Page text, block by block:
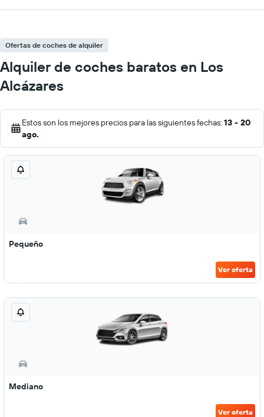
Ofertas de coches de alquiler
Alquiler de coches baratos en Los
Alcázares
Estos son los mejores precios para las siguientes fechas: 13 - 20
ago.
Pequeño
Ver oferta
Mediano
Ver oferta